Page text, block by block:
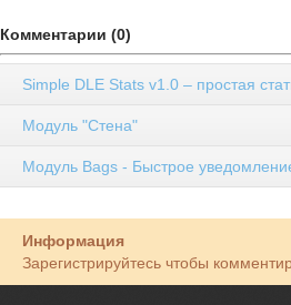
Комментарии (0)
Simple DLE Stats v1.0 – простая
Модуль "Стена"
Модуль Bags - Быстрое
Информация
Зарегистрируйтесь чтобы